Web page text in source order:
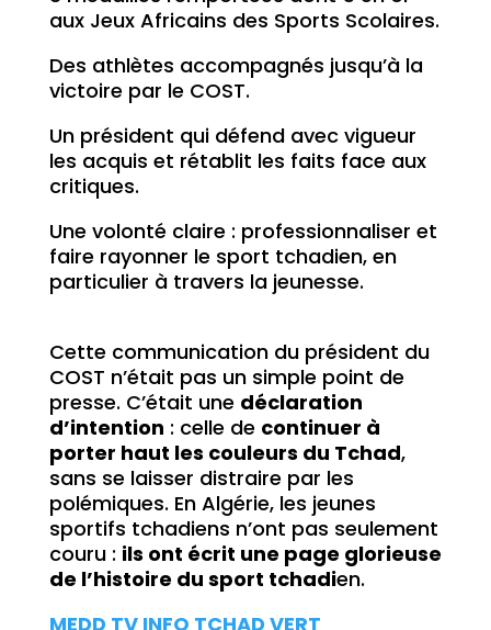
aux Jeux Africains des Sports Scolaires.
Des athlètes accompagnés jusqu’à la
victoire par le COST.
Un président qui défend avec vigueur
les acquis et rétablit les faits face aux
critiques.
Une volonté claire : professionnaliser et
faire rayonner le sport tchadien, en
particulier à travers la jeunesse.
Cette communication du président du
COST n’était pas un simple point de
presse. C’était une déclaration
d’intention : celle de continuer à
porter haut les couleurs du Tchad,
sans se laisser distraire par les
polémiques. En Algérie, les jeunes
sportifs tchadiens n’ont pas seulement
couru : ils ont écrit une page glorieuse
de l’histoire du sport tchadien.
MEDD TV INFO TCHAD VERT